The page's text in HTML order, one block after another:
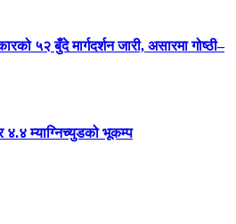
५२ बुँदे मार्गदर्शन जारी, असारमा गोष्ठी–
४.४ म्याग्निच्युडको भूकम्प